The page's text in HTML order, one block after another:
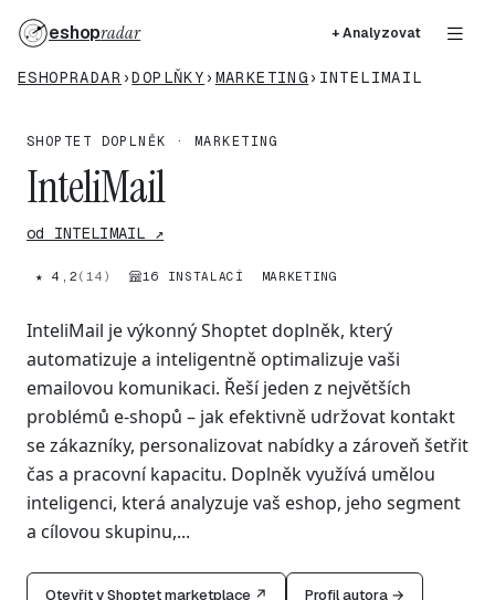
eshopradar + Analyzovat
ESHOPRADAR ›DOPLŇKY › MARKETING › INTELIMAIL
SHOPTET DOPLNĚK · MARKETING
InteliMail
od INTELIMAIL ↗
★ 4,2 (14) 16 INSTALACÍ MARKETING
InteliMail je výkonný Shoptet doplněk, který
automatizuje a inteligentně optimalizuje vaši
emailovou komunikaci. Řeší jeden z největších
problémů e-shopů – jak efektivně udržovat kontakt
se zákazníky, personalizovat nabídky a zároveň šetřit
čas a pracovní kapacitu. Doplněk využívá umělou
inteligenci, která analyzuje vaš eshop, jeho segment
a cílovou skupinu,...
Otevřít v Shoptet marketplace ↗ Profil autora →